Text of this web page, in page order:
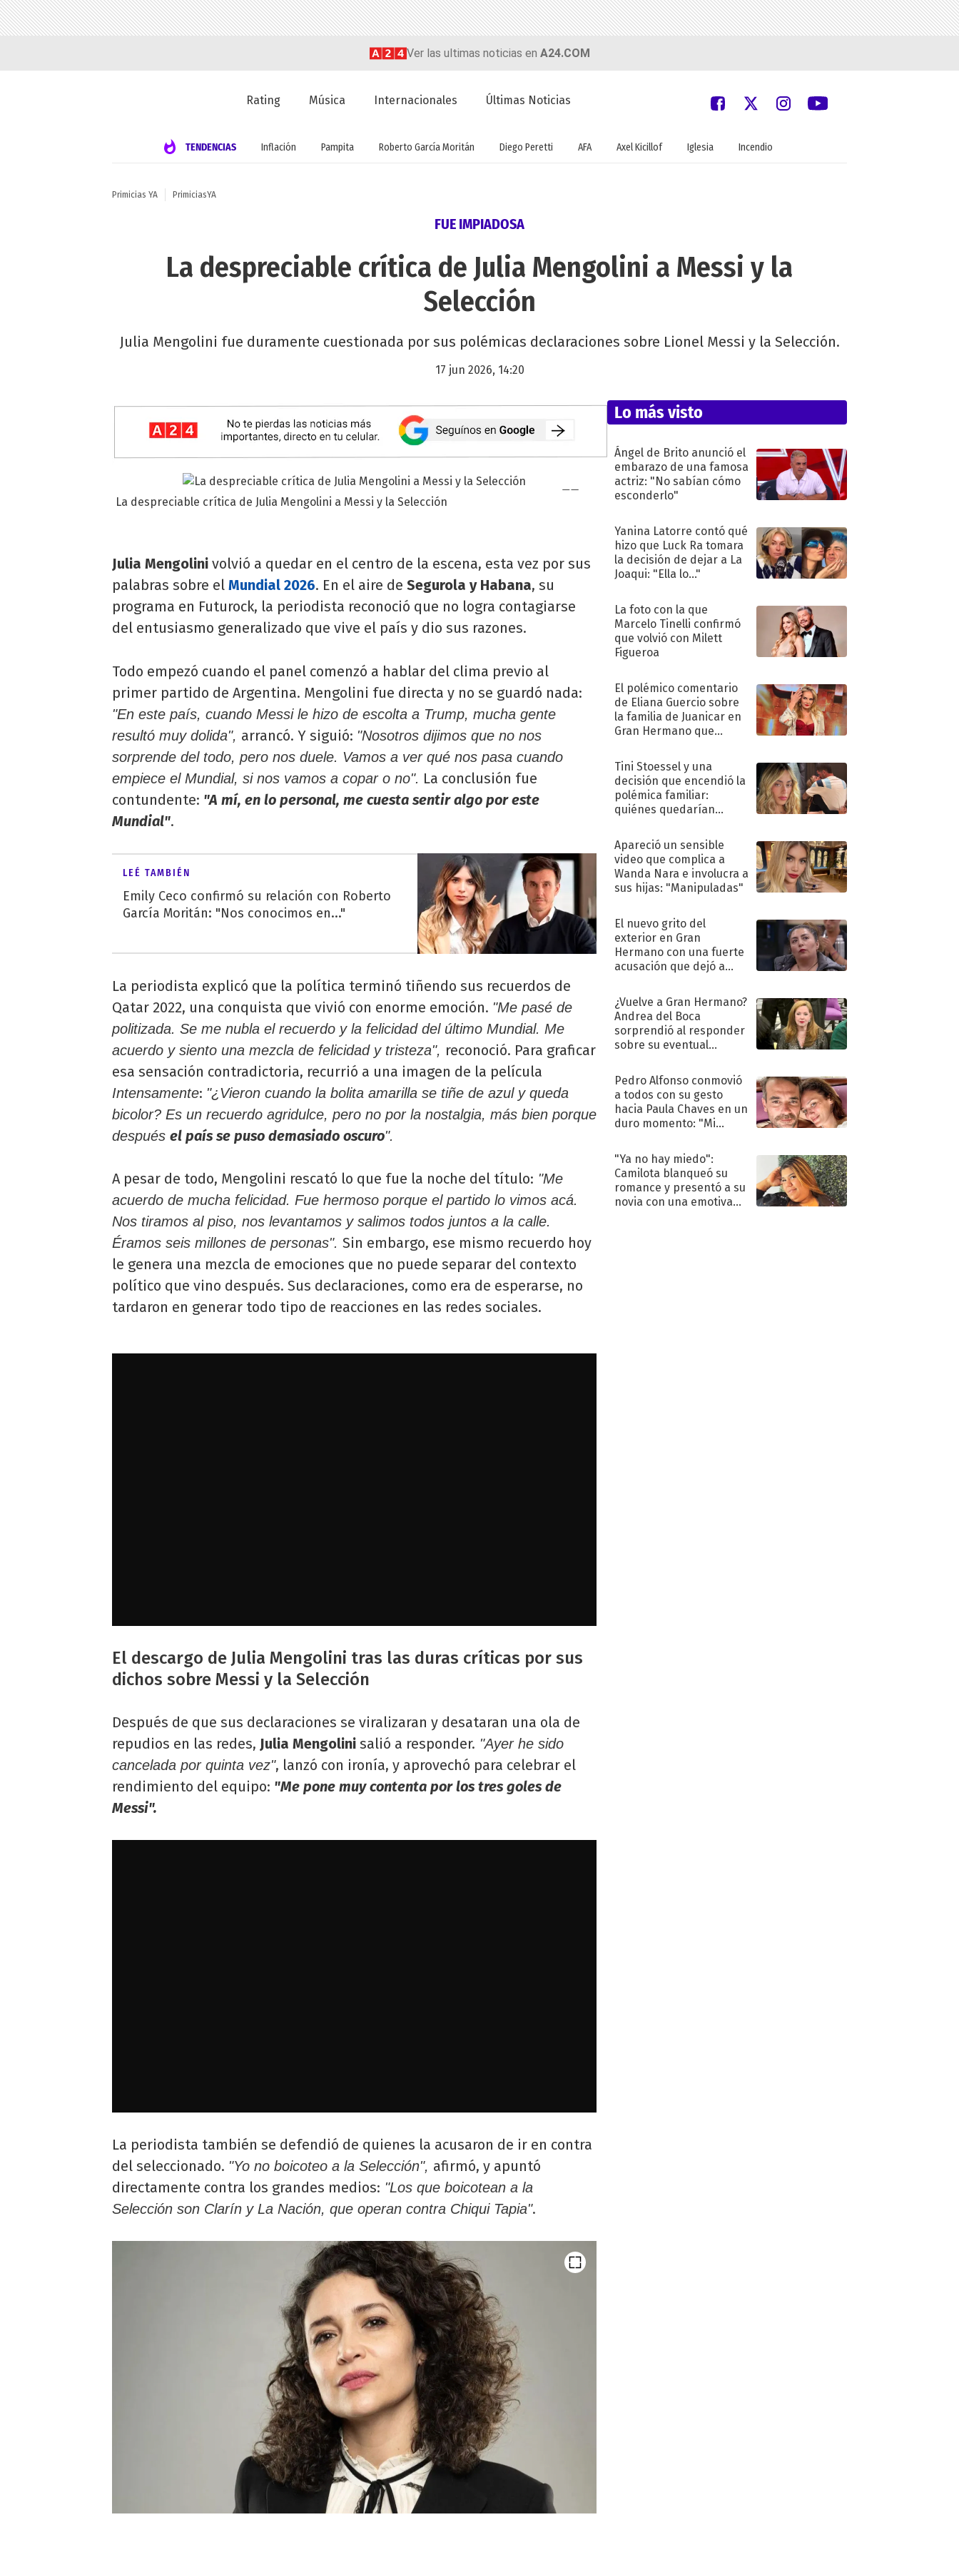
Ver las ultimas noticias en A24.COM
Rating Música Internacionales Últimas Noticias
TENDENCIAS Inflación Pampita Roberto García Moritán Diego Peretti AFA Axel Kicillof Iglesia Incendio
Primicias YA PrimiciasYA
FUE IMPIADOSA
La despreciable crítica de Julia Mengolini a Messi y la
Selección
Julia Mengolini fue duramente cuestionada por sus polémicas declaraciones sobre Lionel Messi y la Selección.
17 jun 2026, 14:20
La despreciable crítica de Julia Mengolini a Messi y la Selección
Julia Mengolini volvió a quedar en el centro de la escena, esta vez por sus
palabras sobre el Mundial 2026. En el aire de Segurola y Habana, su
programa en Futurock, la periodista reconoció que no logra contagiarse
del entusiasmo generalizado que vive el país y dio sus razones.
Todo empezó cuando el panel comenzó a hablar del clima previo al
primer partido de Argentina. Mengolini fue directa y no se guardó nada:
"En este país, cuando Messi le hizo de escolta a Trump, mucha gente
resultó muy dolida", arrancó. Y siguió: "Nosotros dijimos que no nos
sorprende del todo, pero nos duele. Vamos a ver qué nos pasa cuando
empiece el Mundial, si nos vamos a copar o no". La conclusión fue
contundente: "A mí, en lo personal, me cuesta sentir algo por este
Mundial".
LEÉ TAMBIÉN
Emily Ceco confirmó su relación con Roberto
García Moritán: "Nos conocimos en..."
La periodista explicó que la política terminó tiñendo sus recuerdos de
Qatar 2022, una conquista que vivió con enorme emoción. "Me pasé de
politizada. Se me nubla el recuerdo y la felicidad del último Mundial. Me
acuerdo y siento una mezcla de felicidad y tristeza", reconoció. Para graficar
esa sensación contradictoria, recurrió a una imagen de la película
Intensamente: "¿Vieron cuando la bolita amarilla se tiñe de azul y queda
bicolor? Es un recuerdo agridulce, pero no por la nostalgia, más bien porque
después el país se puso demasiado oscuro".
A pesar de todo, Mengolini rescató lo que fue la noche del título: "Me
acuerdo de mucha felicidad. Fue hermoso porque el partido lo vimos acá.
Nos tiramos al piso, nos levantamos y salimos todos juntos a la calle.
Éramos seis millones de personas". Sin embargo, ese mismo recuerdo hoy
le genera una mezcla de emociones que no puede separar del contexto
político que vino después. Sus declaraciones, como era de esperarse, no
tardaron en generar todo tipo de reacciones en las redes sociales.
El descargo de Julia Mengolini tras las duras críticas por sus
dichos sobre Messi y la Selección
Después de que sus declaraciones se viralizaran y desataran una ola de
repudios en las redes, Julia Mengolini salió a responder. "Ayer he sido
cancelada por quinta vez", lanzó con ironía, y aprovechó para celebrar el
rendimiento del equipo: "Me pone muy contenta por los tres goles de
Messi".
La periodista también se defendió de quienes la acusaron de ir en contra
del seleccionado. "Yo no boicoteo a la Selección", afirmó, y apuntó
directamente contra los grandes medios: "Los que boicotean a la
Selección son Clarín y La Nación, que operan contra Chiqui Tapia".
Lo más visto
Ángel de Brito anunció el
embarazo de una famosa
actriz: "No sabían cómo
esconderlo"
Yanina Latorre contó qué
hizo que Luck Ra tomara
la decisión de dejar a La
Joaqui: "Ella lo..."
La foto con la que
Marcelo Tinelli confirmó
que volvió con Milett
Figueroa
El polémico comentario
de Eliana Guercio sobre
la familia de Juanicar en
Gran Hermano que
Tini Stoessel y una
decisión que encendió la
polémica familiar:
quiénes quedarían
Apareció un sensible
video que complica a
Wanda Nara e involucra a
sus hijas: "Manipuladas"
El nuevo grito del
exterior en Gran
Hermano con una fuerte
acusación que dejó a
"Traidora"
¿Vuelve a Gran Hermano?
Andrea del Boca
sorprendió al responder
sobre su eventual
Pedro Alfonso conmovió
a todos con su gesto
hacia Paula Chaves en un
duro momento: "Mi
terapéutico"
"Ya no hay miedo":
Camilota blanqueó su
romance y presentó a su
novia con una emotiva